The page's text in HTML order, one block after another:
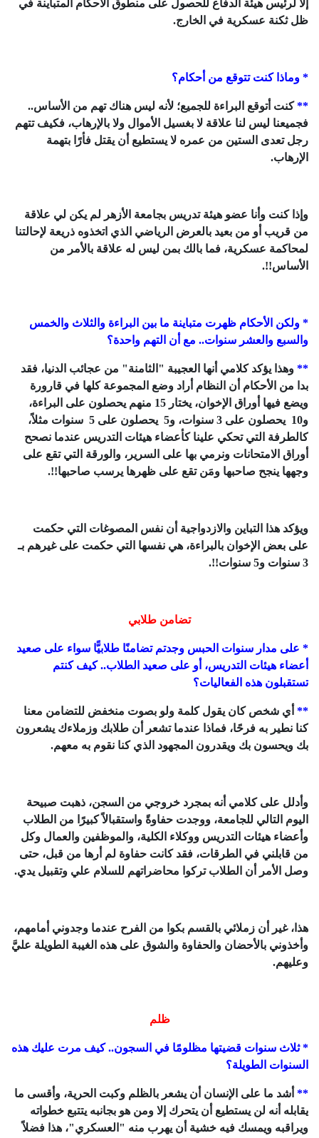
إلا لرئيس هيئة الدفاع للحصول على منطوق الأحكام المتباينة في
ظل ثكنة عسكرية في الخارج.
* وماذا كنت تتوقع من أحكام؟
**كنت أتوقع البراءة للجميع؛ لأنه ليس هناك تهم من الأساس..
فجميعنا ليس لنا علاقة لا بغسيل الأموال ولا بالإرهاب، فكيف تتهم
رجل تعدى الستين من عمره لا يستطيع أن يقتل فأرًا بتهمة
الإرهاب.
وإذا كنت وأنا عضو هيئة تدريس بجامعة الأزهر لم يكن لي علاقة
من قريب أو من بعيد بالعرض الرياضي الذي اتخذوه ذريعة لإحالتنا
لمحاكمة عسكرية، فما بالك بمن ليس له علاقة بالأمر من
الأساس!!.
* ولكن الأحكام ظهرت متباينة ما بين البراءة والثلاث والخمس
والسبع والعشر سنوات.. مع أن التهم واحدة؟
** وهذا يؤكد كلامي أنها العجيبة "الثامنة" من عجائب الدنيا، فقد
بدا من الأحكام أن النظام أراد وضع المجموعة كلها في قارورة
ويضع فيها أوراق الإخوان، يختار 15 منهم يحصلون على البراءة،
و10 يحصلون على 3 سنوات، و5 يحصلون على 5 سنوات مثلاً،
كالطرفة التي تحكي علينا كأعضاء هيئات التدريس عندما نصحح
أوراق الامتحانات ونرمي بها على السرير، والورقة التي تقع على
وجهها ينجح صاحبها ومَن تقع على ظهرها يرسب صاحبها!!.
ويؤكد هذا التباين والازدواجية أن نفس المصوغات التي حكمت
على بعض الإخوان بالبراءة، هي نفسها التي حكمت على غيرهم بـ
3 سنوات و5 سنوات!!.
تضامن طلابي
* على مدار سنوات الحبس وجدتم تضامنًا طلابيًّا سواء على صعيد
أعضاء هيئات التدريس، أو على صعيد الطلاب.. كيف كنتم
تستقبلون هذه الفعاليات؟
** أي شخص كان يقول كلمة ولو بصوت منخفض للتضامن معنا
كنا نطير به فرحًا، فماذا عندما تشعر أن طلابك وزملاءك يشعرون
بك ويحسون بك ويقدرون المجهود الذي كنا نقوم به معهم.
وأدلل على كلامي أنه بمجرد خروجي من السجن، ذهبت صبيحة
اليوم التالي للجامعة، ووجدت حفاوةً واستقبالاً كبيرًا من الطلاب
وأعضاء هيئات التدريس ووكلاء الكلية، والموظفين والعمال وكل
من قابلني في الطرقات، فقد كانت حفاوة لم أرها من قبل، حتى
وصل الأمر أن الطلاب تركوا محاضراتهم للسلام علي وتقبيل يدي.
هذا، غير أن زملائي بالقسم بكوا من الفرح عندما وجدوني أمامهم،
وأخذوني بالأحضان والحفاوة والشوق على هذه الغيبة الطويلة عليَّ
وعليهم.
ظلم
* ثلاث سنوات قضيتها مظلومًا في السجون.. كيف مرت عليك هذه
السنوات الطويلة؟
** أشد ما على الإنسان أن يشعر بالظلم وكبت الحرية، وأقسى ما
يقابله أنه لن يستطيع أن يتحرك إلا ومن هو بجانبه يتتبع خطواته
ويراقبه ويمسك فيه خشية أن يهرب منه "العسكري"، هذا فضلاً